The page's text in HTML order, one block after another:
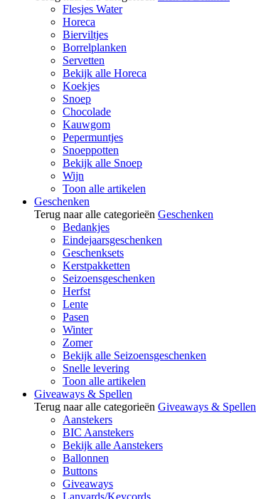
Flesjes Water
Horeca
Bierviltjes
Borrelplanken
Servetten
Bekijk alle Horeca
Koekjes
Snoep
Chocolade
Kauwgom
Pepermuntjes
Snoeppotten
Bekijk alle Snoep
Wijn
Toon alle artikelen
Geschenken
Terug naar alle categorieën Geschenken
Bedankjes
Eindejaarsgeschenken
Geschenksets
Kerstpakketten
Seizoensgeschenken
Herfst
Lente
Pasen
Winter
Zomer
Bekijk alle Seizoensgeschenken
Snelle levering
Toon alle artikelen
Giveaways & Spellen
Terug naar alle categorieën Giveaways & Spellen
Aanstekers
BIC Aanstekers
Bekijk alle Aanstekers
Ballonnen
Buttons
Giveaways
Lanyards/Keycords